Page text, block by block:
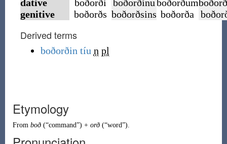
dative
boðorði boðorðinuboðorðum
genitive
boðorðs boðorðsins boðorða
Derived terms
boðorðin tíu n pl
Etymology
From boð (“command”) + orð (“word”).